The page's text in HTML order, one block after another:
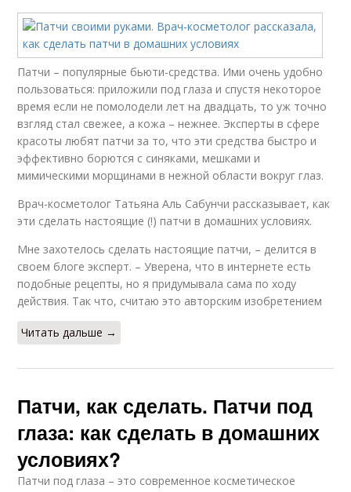
Патчи – популярные бьюти-средства. Ими очень удобно
пользоваться: приложили под глаза и спустя некоторое
время если не помолодели лет на двадцать, то уж точно
взгляд стал свежее, а кожа – нежнее. Эксперты в сфере
красоты любят патчи за то, что эти средства быстро и
эффективно борются с синяками, мешками и
мимическими морщинами в нежной области вокруг глаз.
Врач-косметолог Татьяна Аль Сабунчи рассказывает, как
эти сделать настоящие (!) патчи в домашних условиях.
Мне захотелось сделать настоящие патчи, – делится в
своем блоге эксперт. – Уверена, что в интернете есть
подобные рецепты, но я придумывала сама по ходу
действия. Так что, считаю это авторским изобретением ⠀
Читать дальше →
Патчи, как сделать. Патчи под
глаза: как сделать в домашних
условиях?
Патчи под глаза – это современное косметическое